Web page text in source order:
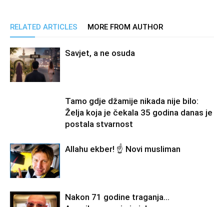
RELATED ARTICLES MORE FROM AUTHOR
Savjet, a ne osuda
Tamo gdje džamije nikada nije bilo:
Želja koja je čekala 35 godina danas je
postala stvarnost
Allahu ekber! ☝️ Novi musliman
Nakon 71 godine traganja…